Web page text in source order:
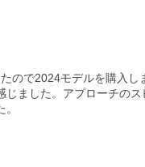
ので2024モデルを購入し
ました。アプローチのス